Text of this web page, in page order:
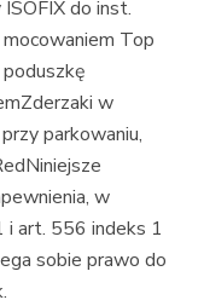
do inst.
Top
w
parkowaniu,
w
i art. 556 indeks 1
sobie prawo do